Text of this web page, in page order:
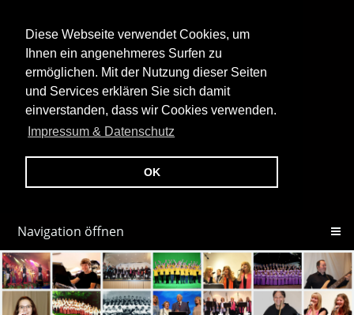
Diese Webseite verwendet Cookies, um
Ihnen ein angenehmeres Surfen zu
ermöglichen. Mit der Nutzung dieser Seiten
und Services erklären Sie sich damit
einverstanden, dass wir Cookies verwenden.
Impressum & Datenschutz
OK
Navigation öffnen